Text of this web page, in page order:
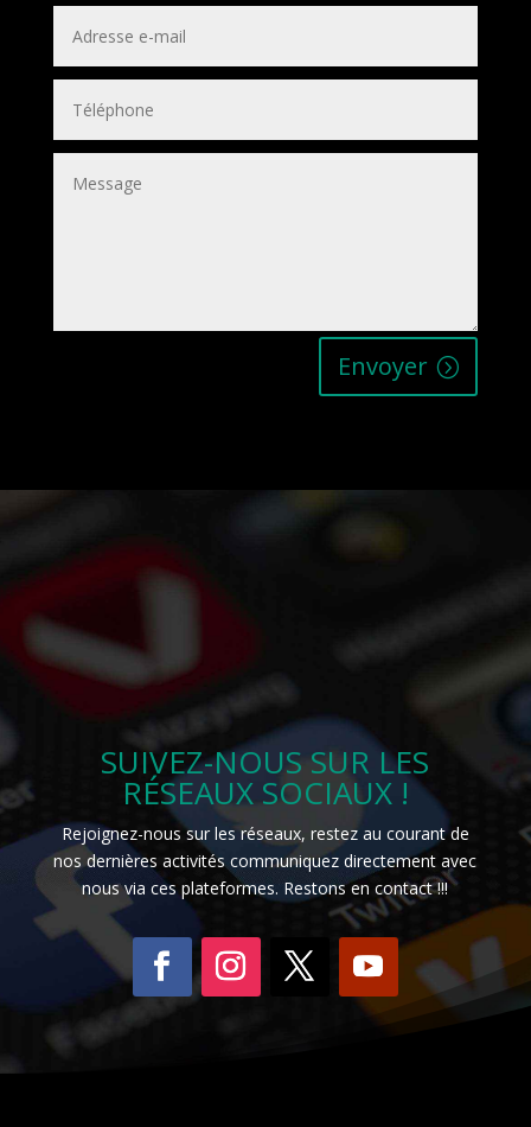
Envoyer
SUIVEZ-NOUS SUR LES
RÉSEAUX SOCIAUX !
Rejoignez-nous sur les réseaux, restez au courant de
nos dernières activités communiquez directement avec
nous via ces plateformes. Restons en contact !!!